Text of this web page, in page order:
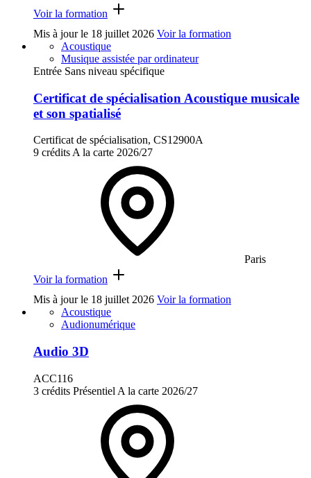
Voir la formation
Mis à jour le 18 juillet 2026 Voir la formation
Acoustique
Musique assistée par ordinateur
Entrée Sans niveau spécifique
Certificat de spécialisation Acoustique musicale
et son spatialisé
Certificat de spécialisation, CS12900A
9 créditsA la carte 2026/27
Paris
Voir la formation
Mis à jour le 18 juillet 2026 Voir la formation
Acoustique
Audionumérique
Audio 3D
ACC116
3 crédits Présentiel A la carte 2026/27